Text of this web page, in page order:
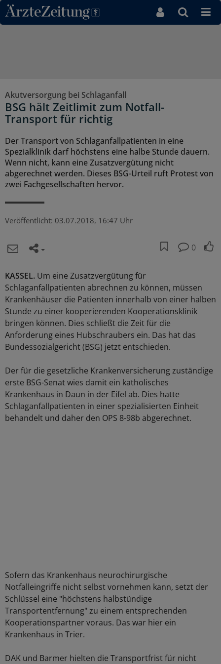
Direkt zum Inhaltsbereich
Akutversorgung bei Schlaganfall
BSG hält Zeitlimit zum Notfall-
Transport für richtig
Der Transport von Schlaganfallpatienten in eine
Spezialklinik darf höchstens eine halbe Stunde dauern.
Wenn nicht, kann eine Zusatzvergütung nicht
abgerechnet werden. Dieses BSG-Urteil ruft Protest von
zwei Fachgesellschaften hervor.
Veröffentlicht: 03.07.2018, 16:47 Uhr
0
KASSEL. Um eine Zusatzvergütung für
Schlaganfallpatienten abrechnen zu können, müssen
Krankenhäuser die Patienten innerhalb von einer halben
Stunde zu einer kooperierenden Kooperationsklinik
bringen können. Dies schließt die Zeit für die
Anforderung eines Hubschraubers ein. Das hat das
Bundessozialgericht (BSG) jetzt entschieden.
Der für die gesetzliche Krankenversicherung zuständige
erste BSG-Senat wies damit ein katholisches
Krankenhaus in Daun in der Eifel ab. Dies hatte
Schlaganfallpatienten in einer spezialisierten Einheit
behandelt und daher den OPS 8-98b abgerechnet.
Sofern das Krankenhaus neurochirurgische
Notfalleingriffe nicht selbst vornehmen kann, setzt der
Schlüssel eine "höchstens halbstündige
Transportentfernung" zu einem entsprechenden
Kooperationspartner voraus. Das war hier ein
Krankenhaus in Trier.
DAK und Barmer hielten die Transportfrist für nicht